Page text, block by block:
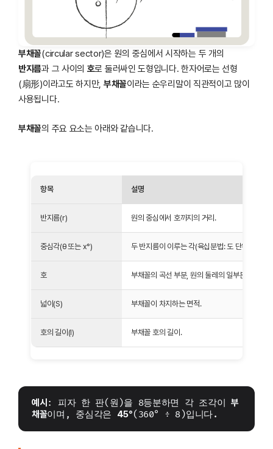
부채꼴(circular sector)은 원의 중심에서 시작하는 두 개의
반지름과 그 사이의 호로 둘러싸인 도형입니다. 한자어로는 선형
(扇形)이라고도 하지만, 부채꼴이라는 순우리말이 직관적이고 많이
사용됩니다.
부채꼴의 주요 요소는 아래와 같습니다.
항목 설명
반지름(r) 원의 중심에서 호까지의 거리.
중심각(θ 또는 x°) 두 반지름이 이루는 각(육십분법: 도 단위, 호도
호 부채꼴의 곡선 부분, 원의 둘레의 일부분.
넓이(S) 부채꼴이 차지하는 면적.
호의 길이(l) 부채꼴 호의 길이.
예시 : 피자 한 판(원)을 8등분하면 각 조각이 부
채꼴이며, 중심각은 45°(360° ÷ 8)입니다.